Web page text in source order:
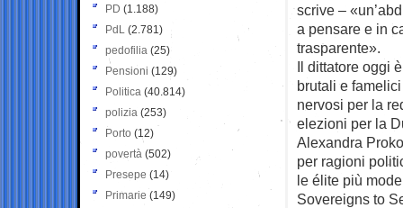
scrive –
a pensare e in
trasparente».
Il dittatore oggi
brutali e
nervosi per la
elezioni per la
Alexandra
per ragioni
le élite più
Sovereigns to
PD (1.188)
PdL (2.781)
pedofilia (25)
Pensioni (129)
Politica (40.814)
polizia (253)
Porto (12)
povertà (502)
Presepe (14)
Primarie (149)